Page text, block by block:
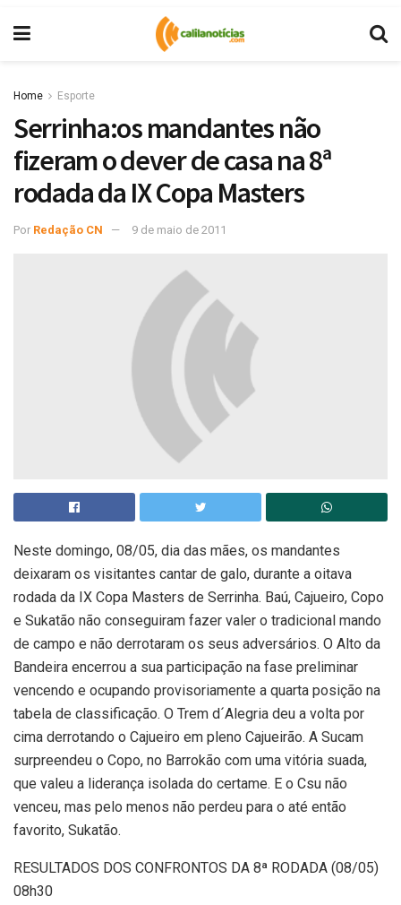
Home Esporte
Serrinha:os mandantes não
fizeram o dever de casa na 8ª
rodada da IX Copa Masters
Por Redação CN 9 de maio de 2011
Neste domingo, 08/05, dia das mães, os mandantes
deixaram os visitantes cantar de galo, durante a oitava
rodada da IX Copa Masters de Serrinha. Baú, Cajueiro, Copo
e Sukatão não conseguiram fazer valer o tradicional mando
de campo e não derrotaram os seus adversários. O Alto da
Bandeira encerrou a sua participação na fase preliminar
vencendo e ocupando provisoriamente a quarta posição na
tabela de classificação. O Trem d´Alegria deu a volta por
cima derrotando o Cajueiro em pleno Cajueirão. A Sucam
surpreendeu o Copo, no Barrokão com uma vitória suada,
que valeu a liderança isolada do certame. E o Csu não
venceu, mas pelo menos não perdeu para o até então
favorito, Sukatão.
RESULTADOS DOS CONFRONTOS DA 8ª RODADA (08/05)
08h30